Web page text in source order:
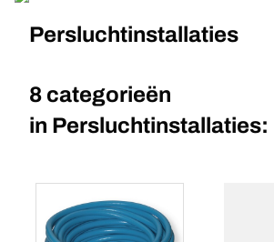
Persluchtinstallaties
8 categorieën
in Persluchtinstallaties: